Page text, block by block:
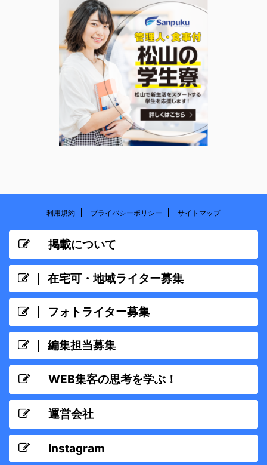
利用規約 プライバシーポリシー サイトマップ
掲載について
在宅可・地域ライター募集
フォトライター募集
編集担当募集
WEB集客の思考を学ぶ！
運営会社
Instagram